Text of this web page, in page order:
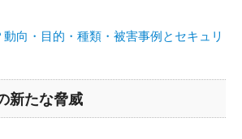
向・目的・種類・被害事例とセキュリ
新たな脅威